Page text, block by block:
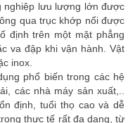
nghiệp lưu lượng lớn được
qua trục khớp nối được
định trên một mặt phẳng
va đập khi vận hành. Vật
inox.
phổ biến trong các hệ
các nhà máy sản xuất,..
định, tuổi thọ cao và dễ
thực tế rất đa dạng, từ